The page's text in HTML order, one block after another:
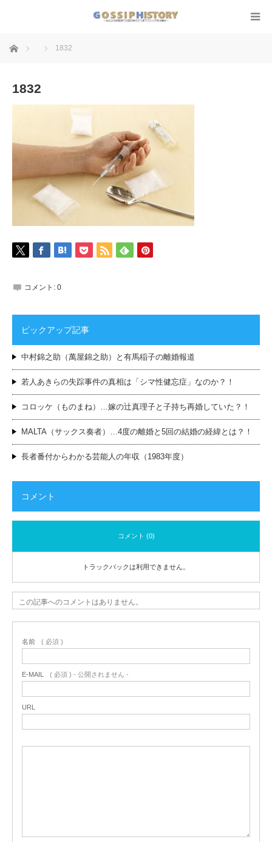
ホーム 1832
1832
コメント: 0
ピックアップ記事
中村錦之助（萬屋錦之助）と有馬稲子の離婚報道
若人あきらの失踪事件の真相は「シマ性健忘症」なのか？！
コロッケ（ものまね）…嫁の辻真理子と子持ち再婚していた？！
MALTA（サックス奏者）…4度の離婚と5回の結婚の経緯とは？！
長者番付からわかる芸能人の年収（1983年度）
コメント
コメント (0)
トラックバックは利用できません。
この記事へのコメントはありません。
名前 ( 必須 )
E-MAIL ( 必須 ) - 公開されません -
URL